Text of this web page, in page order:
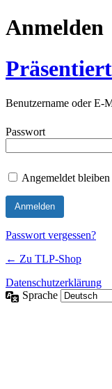
Anmelden
Benutzername oder E-
Passwort
Angemeldet bleiben
Passwort vergessen?
← Zu TLP-Shop
Datenschutzerklärung
Sprache